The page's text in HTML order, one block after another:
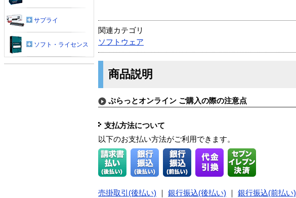
関連カテゴリ
ソフトウェア
商品説明
ぷらっとオンライン ご購入の際の注意点
支払方法について
以下のお支払い方法がご利用できます。
売掛取引(後払い) 銀行振込(後払い) 銀行振込(前払い)
サプライ
ソフト・ライセンス